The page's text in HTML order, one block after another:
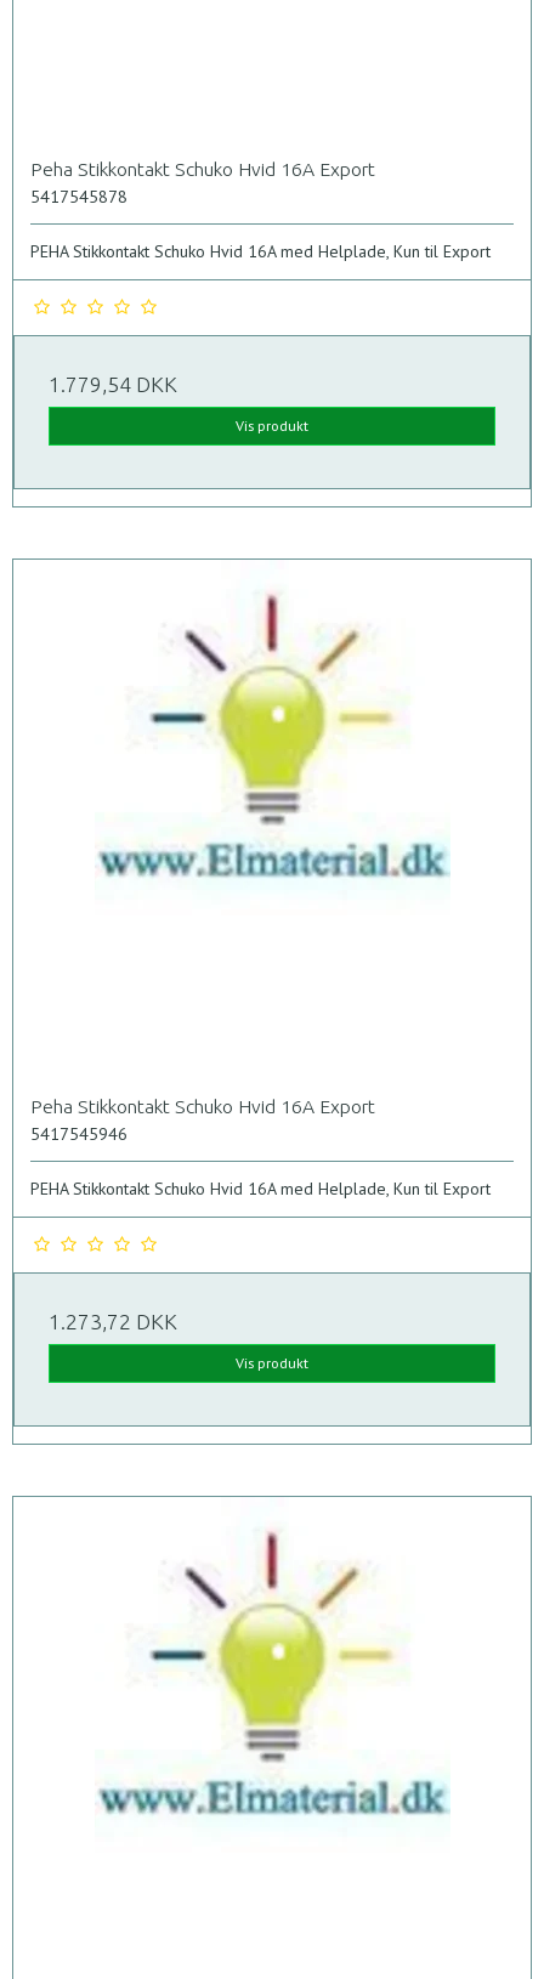
Peha Stikkontakt Schuko Hvid 16A Export
5417545878
PEHA Stikkontakt Schuko Hvid 16A med Helplade, Kun til Export
1.779,54 DKK
Vis produkt
Peha Stikkontakt Schuko Hvid 16A Export
5417545946
PEHA Stikkontakt Schuko Hvid 16A med Helplade, Kun til Export
1.273,72 DKK
Vis produkt